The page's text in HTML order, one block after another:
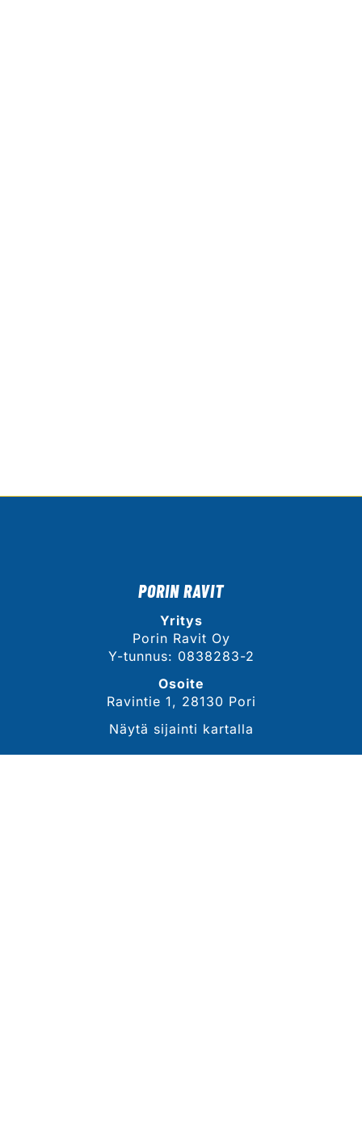
PORIN RAVIT
Yritys
Porin Ravit Oy
Y-tunnus: 0838283-2
Osoite
Ravintie 1, 28130 Pori
Näytä sijainti kartalla